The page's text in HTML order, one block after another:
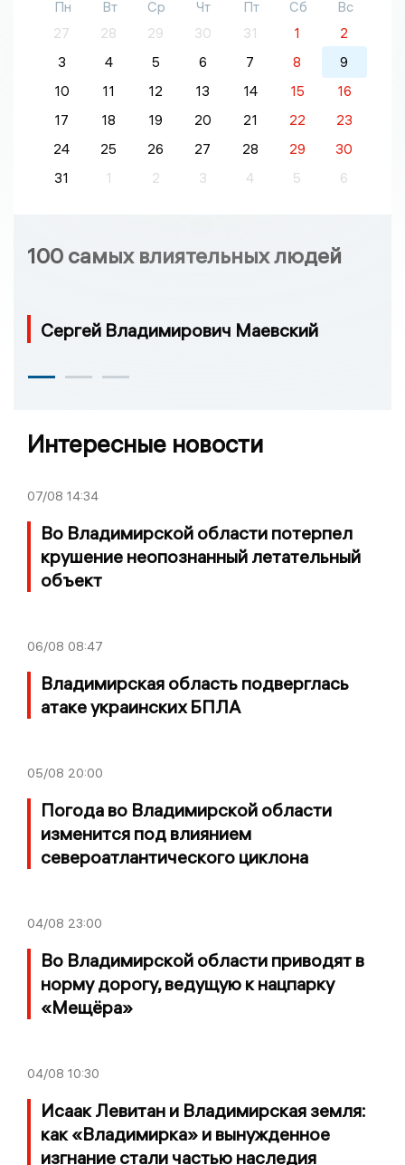
Пн Вт Ср Чт Пт Сб
Вс
27
28 29 30 31 1
2
3
4 5 6 7 8
9
10
11 12 13 14 15
16
17
18 19 20 21 22
23
24
25 26 27 28 29
30
31
1 2 3 4 5 6
100 самых влиятельных людей
Сергей Владимирович Маевский
Интересные новости
07/08 14:34
Во Владимирской области потерпел
крушение неопознанный летательный
объект
06/08 08:47
Владимирская область подверглась
атаке украинских БПЛА
05/08 20:00
Погода во Владимирской области
изменится под влиянием
североатлантического циклона
04/08 23:00
Во Владимирской области приводят в
норму дорогу, ведущую к нацпарку
«Мещёра»
04/08 10:30
Исаак Левитан и Владимирская земля:
как «Владимирка» и вынужденное
изгнание стали частью наследия